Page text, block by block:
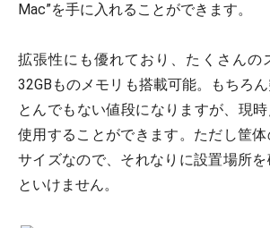
Mac”を手に入れることができます。
拡張性にも優れており、たくさんの
32GBものメモリも搭載可能。もちろ
とんでもない値段になりますが、現
使用することができます。ただし筐
サイズなので、それなりに設置場所
といけません。